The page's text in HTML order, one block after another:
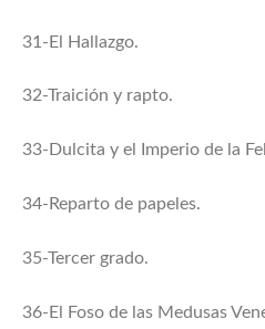
31-El Hallazgo.
32-Traición y rapto.
33-Dulcita y el Imperio de la
34-Reparto de papeles.
35-Tercer grado.
36-El Foso de las Medusas